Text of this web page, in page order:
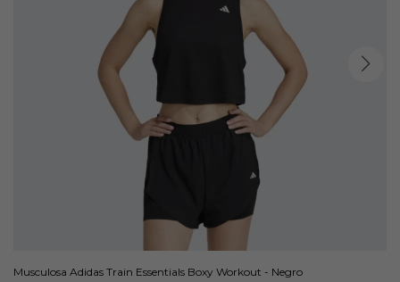
Musculosa Adidas Train Essentials Boxy Workout - Negro